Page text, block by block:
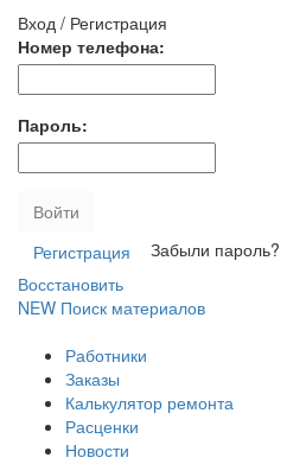
Вход / Регистрация
Номер телефона:
Пароль:
Войти
Регистрация
Забыли пароль?
Восстановить
NEW Поиск материалов
Работники
Заказы
Калькулятор ремонта
Расценки
Новости